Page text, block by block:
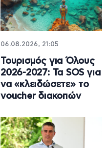
06.08.2026, 21:05
Τουρισμός για Όλους
2026-2027: Τα SOS για
να «κλειδώσετε» το
voucher διακοπών